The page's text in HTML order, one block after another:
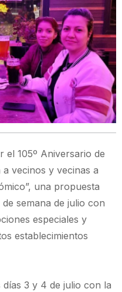
el 105º Aniversario de
vecinos y vecinas a
una propuesta
semana de julio con
especiales y
establecimientos
3 y 4 de julio con la